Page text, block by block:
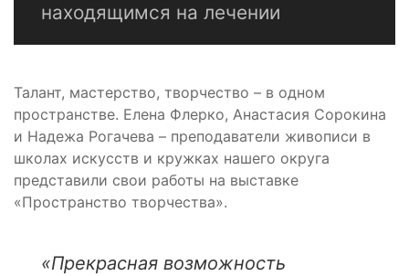
находящимся на лечении
Талант, мастерство, творчество – в одном
пространстве. Елена Флерко, Анастасия Сорокина
и Надежа Рогачева – преподаватели живописи в
школах искусств и кружках нашего округа
представили свои работы на выставке
«Пространство творчества».
«Прекрасная возможность